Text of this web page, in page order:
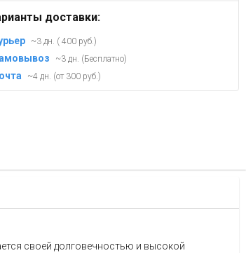
доставки:
~3 дн. ( 400 руб.)
~3 дн. (Бесплатно)
~4 дн. (от 300 руб.)
своей долговечностью и высокой